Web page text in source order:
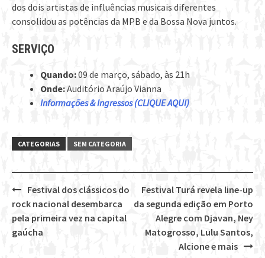
dos dois artistas de influências musicais diferentes
consolidou as potências da MPB e da Bossa Nova juntos.
SERVIÇO
Quando:09 de março, sábado, às 21h
Onde:Auditório Araújo Vianna
Informações & Ingressos (CLIQUE AQUI)
CATEGORIAS SEM CATEGORIA
Post
navigation
Festival Turá revela line-up
da segunda edição em Porto
Alegre com Djavan, Ney
Matogrosso, Lulu Santos,
Alcione e mais
Festival dos clássicos do
rock nacional desembarca
pela primeira vez na capital
gaúcha